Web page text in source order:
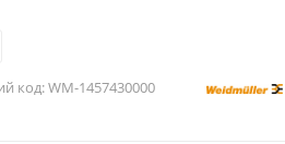
код:WM-1457430000